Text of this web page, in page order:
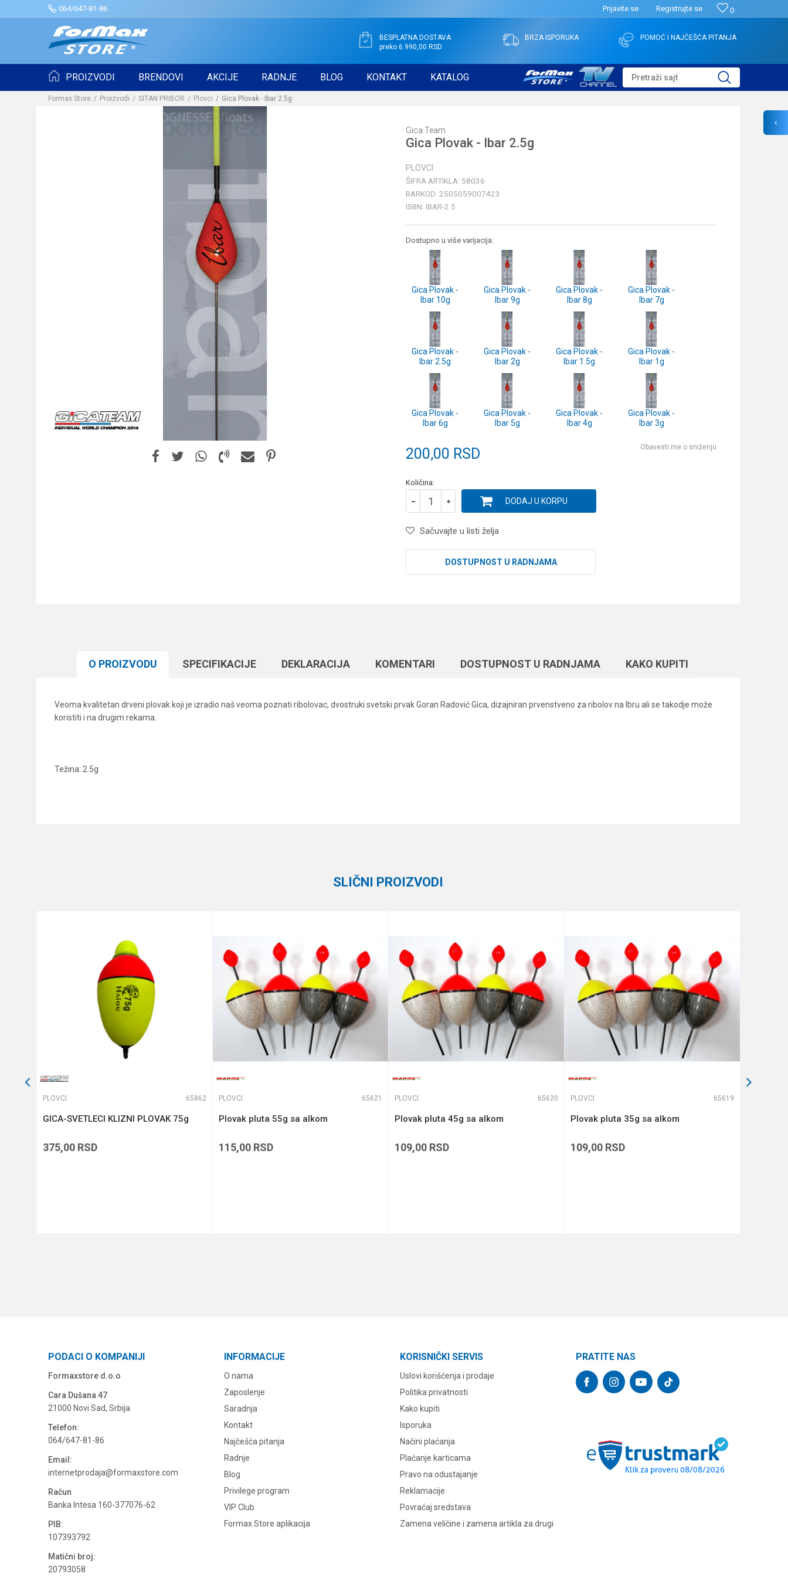
064/647-81-86 0
Prijavite se Registrujte se
BESPLATNA DOSTAVA
preko 6.990,00 RSD
BRZA ISPORUKA POMOĆ I NAJČEŠĆA PITANJA
PROIZVODI BRENDOVI AKCIJE RADNJE BLOG KONTAKT KATALOG Pretraži sajt
Formax Store Proizvodi SITAN PRIBOR Plovci Gica Plovak - Ibar 2.5g
Gica Team
Gica Plovak - Ibar 2.5g
PLOVCI
ŠIFRA ARTIKLA: 58036
BARKOD: 2505059007423
ISBN: IBAR-2.5
Dostupno u više varijacija:
Gica Plovak -
Ibar 10g
Gica Plovak -
Ibar 9g
Gica Plovak -
Ibar 8g
Gica Plovak -
Ibar 7g
Gica Plovak -
Ibar 2.5g
Gica Plovak -
Ibar 2g
Gica Plovak -
Ibar 1.5g
Gica Plovak -
Ibar 1g
Gica Plovak -
Ibar 6g
Gica Plovak -
Ibar 5g
Gica Plovak -
Ibar 4g
Gica Plovak -
Ibar 3g
200,00 RSD Obavesti me o sniženju
Količina:
DODAJ U KORPU
Sačuvajte u listi želja
DOSTUPNOST U RADNJAMA
O PROIZVODU SPECIFIKACIJЕ DEKLARACIJA KOMENTARI DOSTUPNOST U RADNJAMA KAKO KUPITI
Veoma kvalitetan drveni plovak koji je izradio naš veoma poznati ribolovac, dvostruki svetski prvak Goran Radović Gica, dizajniran prvenstveno za ribolov na Ibru ali se takodje može
koristiti i na drugim rekama.
Težina: 2.5g
Anti-spam zaštita - izračunajte koliko je 2 + 3 :
SLIČNI PROIZVODI
PLOVCI 65862
GICA-SVETLECI KLIZNI PLOVAK 75g
375,00 RSD
PLOVCI 65621
Plovak pluta 55g sa alkom
115,00 RSD
PLOVCI 65620
Plovak pluta 45g sa alkom
109,00 RSD
PLOVCI 65619
Plovak pluta 35g sa alkom
109,00 RSD
PODACI O KOMPANIJI
Formaxstore d.o.o
Cara Dušana 47
21000 Novi Sad, Srbija
Telefon:
064/647-81-86
Email:
internetprodaja@formaxstore.com
Račun
Banka Intesa 160-377076-62
PIB:
107393792
Matični broj:
20793058
INFORMACIJE
O nama
Zaposlenje
Saradnja
Kontakt
Najčešća pitanja
Radnje
Blog
Privilege program
VIP Club
Formax Store aplikacija
KORISNIČKI SERVIS
Uslovi korišćenja i prodaje
Politika privatnosti
Kako kupiti
Isporuka
Načini plaćanja
Plaćanje karticama
Pravo na odustajanje
Reklamacije
Povraćaj sredstava
Zamena veličine i zamena artikla za drugi
PRATITE NAS